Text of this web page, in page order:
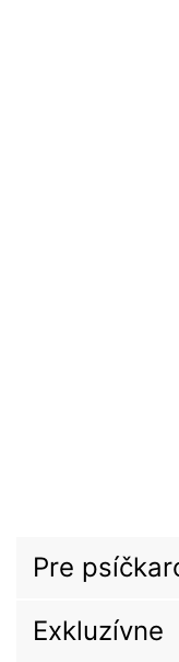
Pre
Exkluzívne